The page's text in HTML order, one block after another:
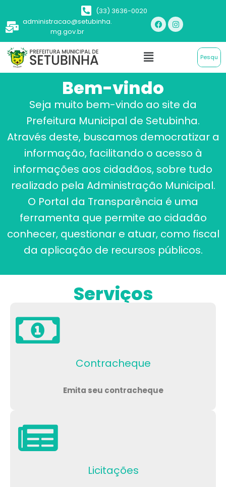
(33) 3636-0020
administracao@setubinha.
mg.gov.br
Bem-vindo
Seja muito bem-vindo ao site da
Prefeitura Municipal de Setubinha.
Através deste, buscamos democratizar a
informação, facilitando o acesso à
informações aos cidadãos, sobre tudo
realizado pela Administração Municipal.
O Portal da Transparência é uma
ferramenta que permite ao cidadão
conhecer, questionar e atuar, como fiscal
da aplicação de recursos públicos.
Serviços
Contracheque
Emita seu contracheque
Licitações